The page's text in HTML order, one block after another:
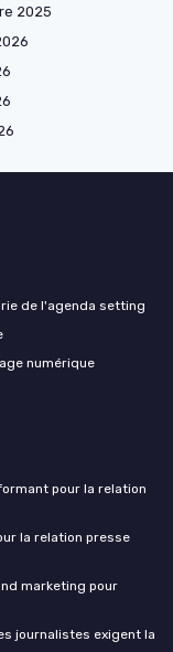
2025
de l'agenda setting
numérique
pour la relation
la relation presse
marketing pour
journalistes exigent la